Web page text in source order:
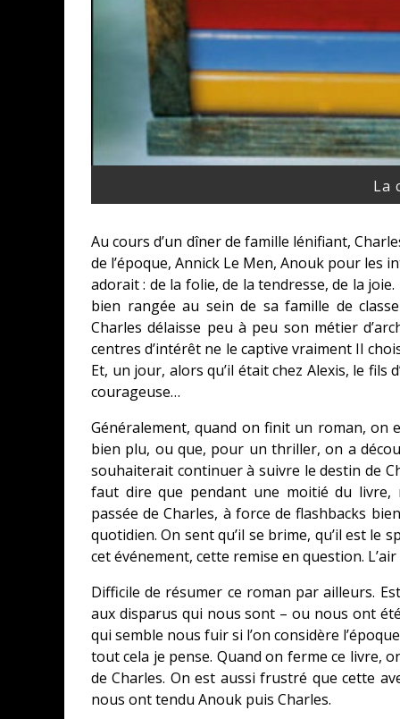
La
Au cours d’un dîner de famille lénifiant,
de l’époque, Annick Le Men, Anouk pour les
adorait : de la folie, de la tendresse, de la
bien rangée au sein de sa famille de
Charles délaisse peu à peu son métier
centres d’intérêt ne le captive vraiment Il
Et, un jour, alors qu’il était chez Alexis, le
courageuse…
Généralement, quand on finit un roman, on
bien plu, ou que, pour un thriller, on a
souhaiterait continuer à suivre le destin de
faut dire que pendant une moitié du livre,
passée de Charles, à force de flashbacks
quotidien. On sent qu’il se brime, qu’il est le
cet événement, cette remise en question.
Difficile de résumer ce roman par ailleurs.
aux disparus qui nous sont – ou nous ont
qui semble nous fuir si l’on considère
tout cela je pense. Quand on ferme ce livre,
de Charles. On est aussi frustré que cette
nous ont tendu Anouk puis Charles.